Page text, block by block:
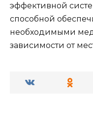
эффективной
способной
необходимыми
зависимости от